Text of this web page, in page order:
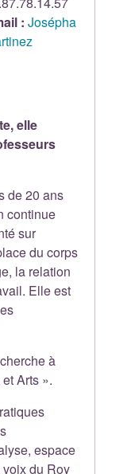
: Josépha
elle
de 20 ans
continue
sur
du corps
la relation
Elle est
à
Arts ».
espace
du Roy